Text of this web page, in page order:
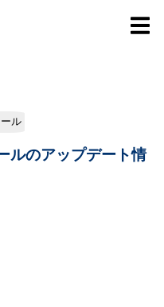
ル
ルのアップデート情